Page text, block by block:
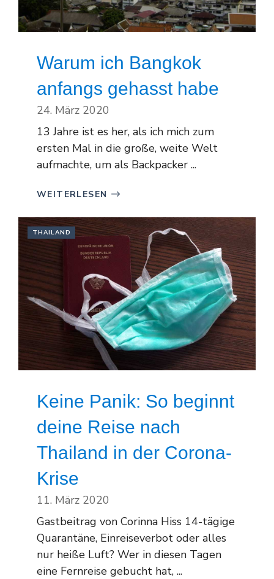
Warum ich Bangkok
anfangs gehasst habe
24. März 2020
13 Jahre ist es her, als ich mich zum
ersten Mal in die große, weite Welt
aufmachte, um als Backpacker ...
WEITERLESEN
THAILAND
Keine Panik: So beginnt
deine Reise nach
Thailand in der Corona-
Krise
11. März 2020
Gastbeitrag von Corinna Hiss 14-tägige
Quarantäne, Einreiseverbot oder alles
nur heiße Luft? Wer in diesen Tagen
eine Fernreise gebucht hat, ...